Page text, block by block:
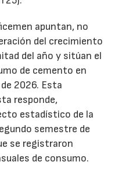
apuntan, no
del crecimiento
del año y sitúan el
de cemento en
2026. Esta
responde,
estadístico de la
semestre de
se registraron
de consumo.